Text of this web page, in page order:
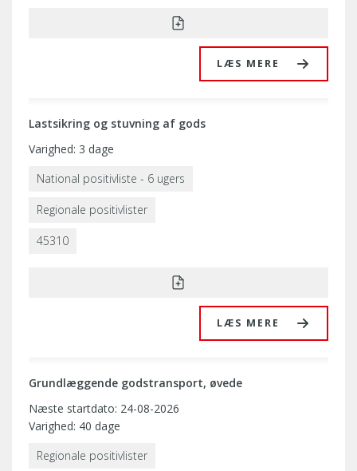
LÆS MERE
Lastsikring og stuvning af gods
National positivliste - 6 ugers
Regionale positivlister
45310
LÆS MERE
Varighed: 3 dage
Grundlæggende godstransport, øvede
Regionale positivlister
Næste startdato: 24-08-2026
Varighed: 40 dage